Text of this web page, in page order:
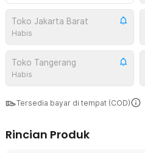
Toko Jakarta Barat
Habis
Toko Tangerang
Habis
Tersedia bayar di tempat (COD)
Rincian Produk